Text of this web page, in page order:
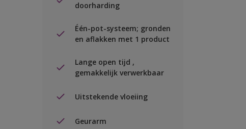
doorharding
Één-pot-systeem; gronden
en aflakken met 1 product
Lange open tijd ,
gemakkelijk verwerkbaar
Uitstekende vloeiing
Geurarm